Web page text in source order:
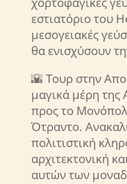
εστιατόριο του
μεσογειακές
θα ενισχύσουν
🌇 Τουρ στην
μαγικά μέρη της
προς το
Ότραντο.
πολιτιστική
αρχιτεκτονική
αυτών των